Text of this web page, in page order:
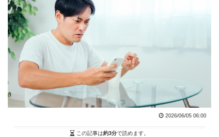
2026/06/05 06:00
この記事は約3分で読めます。